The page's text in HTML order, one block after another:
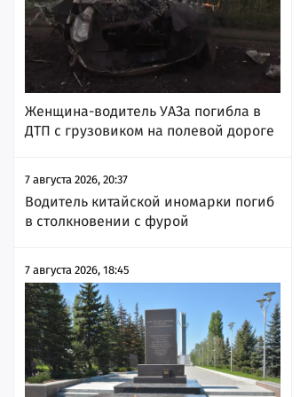
Женщина-водитель УАЗа погибла в
ДТП с грузовиком на полевой дороге
7 августа 2026, 20:37
Водитель китайской иномарки погиб
в столкновении с фурой
7 августа 2026, 18:45